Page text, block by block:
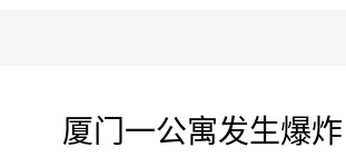
厦门一公寓发生爆